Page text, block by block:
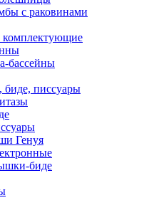
с раковинами
бассейны
биде, писсуары
Генуя
биде